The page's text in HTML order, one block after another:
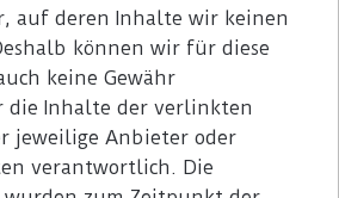
auf deren Inhalte wir keinen
können wir für diese
keine Gewähr
die Inhalte der verlinkten
jeweilige Anbieter oder
verantwortlich. Die